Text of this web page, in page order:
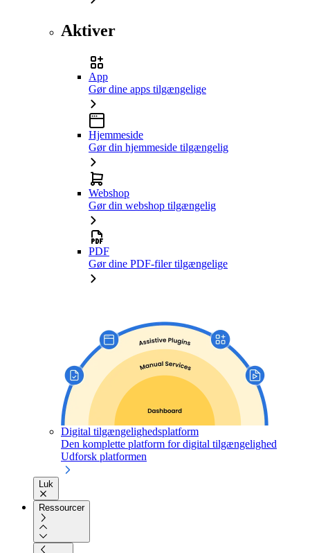
Aktiver
App
Gør dine apps tilgængelige
Hjemmeside
Gør din hjemmeside tilgængelig
Webshop
Gør din webshop tilgængelig
PDF
Gør dine PDF-filer tilgængelige
Digital tilgængelighedsplatform
Den komplette platform for digital tilgængelighed
Udforsk platformen
Luk
Ressourcer